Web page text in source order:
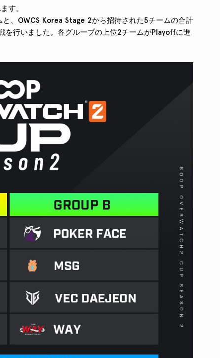
す。
、OWCS Korea Stage 2から招待された5チームの合計
を行いました。各グループの上位2チームがPlayoffに進